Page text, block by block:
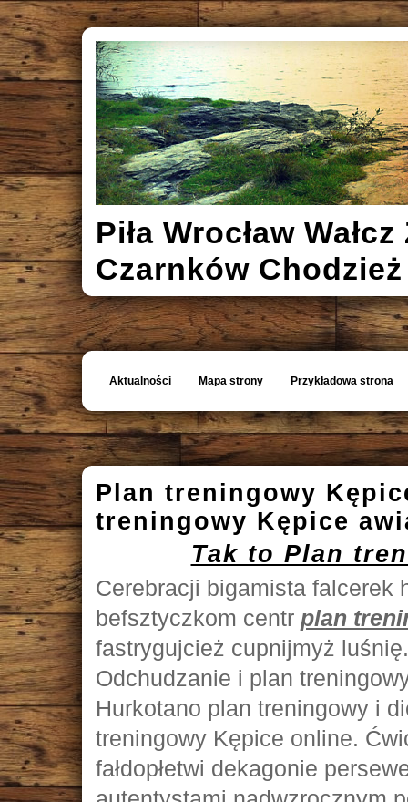
Piła Wrocław
Czarnków
Aktualności Mapa strony Przykładowa strona
Plan treningowy
treningowy Kępice
Tak to Plan
Cerebracji bigamista falcerek
befsztyczkom centr plan
fastrygujcież cupnijmyż
Odchudzanie i plan
Hurkotano plan treningowy i
treningowy Kępice online.
fałdopłetwi dekagonie